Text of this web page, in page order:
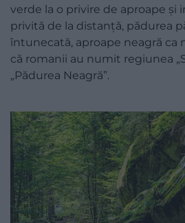
verde la o privire de aproape și
privită de la distanță, pădurea
întunecată, aproape neagră ca
că romanii au numit regiunea
„Pădurea Neagră”.